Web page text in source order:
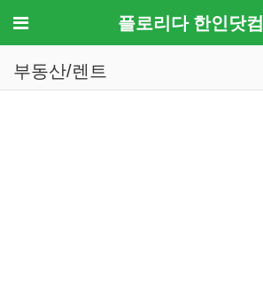
메뉴 플로리다 한인닷컴
부동산/렌트